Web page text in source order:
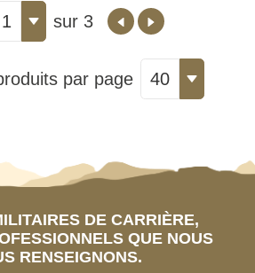
1 sur 3
par page 40
DE CARRIÈRE,
QUE NOUS
RENSEIGNONS.